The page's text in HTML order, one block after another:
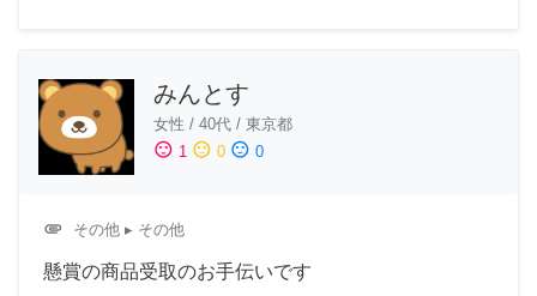
みんとす
女性 / 40代 / 東京都
sentiment_satisfied 1 sentiment_neutral 0 sentiment_dissatisfied 0
attachment その他 ▸ その他
懸賞の商品受取のお手伝いです